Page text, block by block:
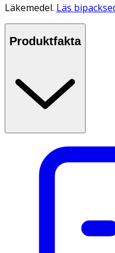
Läkemedel. Läs
Produktfakta